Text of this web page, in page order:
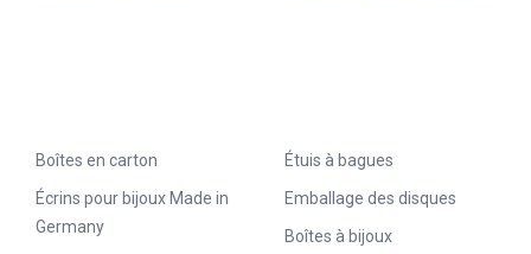
Boîtes en carton
Écrins pour bijoux Made in
Germany
Étuis à bagues
Emballage des disques
Boîtes à bijoux